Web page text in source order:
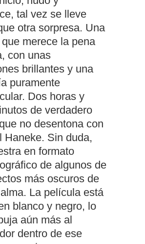
tal vez se lleve
otra sorpresa. Una
merece la pena
con unas
brillantes y una
puramente
Dos horas y
de verdadero
no desentona con
Haneke. Sin duda,
en formato
de algunos de
más oscuros de
La película está
blanco y negro, lo
aún más al
dentro de ese